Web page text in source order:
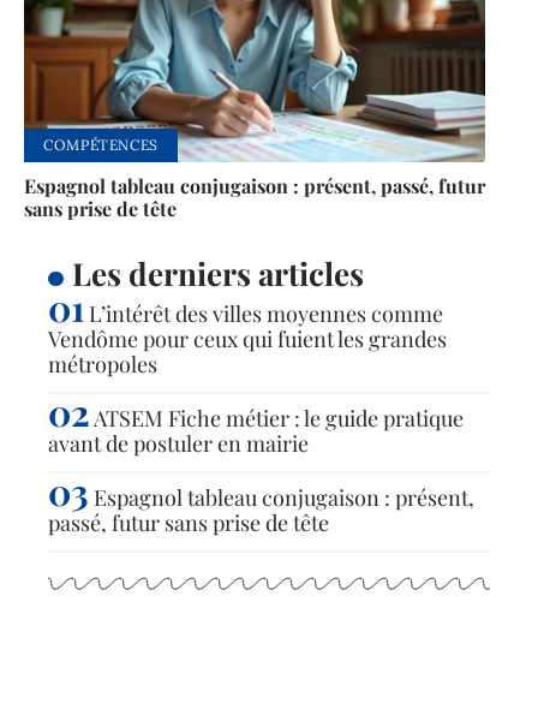
COMPÉTENCES
Espagnol tableau conjugaison : présent, passé, futur
sans prise de tête
Les derniers articles
L’intérêt des villes moyennes comme
Vendôme pour ceux qui fuient les grandes
métropoles
ATSEM Fiche métier : le guide pratique
avant de postuler en mairie
Espagnol tableau conjugaison : présent,
passé, futur sans prise de tête